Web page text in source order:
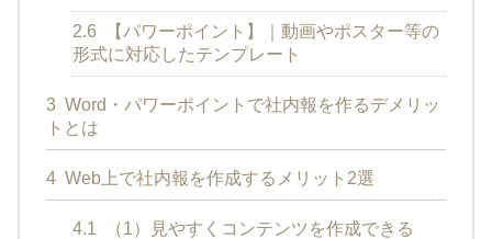
2.6
【パワーポイント】｜動画やポスター等の
形式に対応したテンプレート
3 Word・パワーポイントで社内報を作るデメリッ
トとは
4 Web上で社内報を作成するメリット2選
4.1 （1）見やすくコンテンツを作成できる